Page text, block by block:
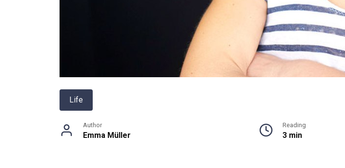
Life
Author
Emma Müller
Reading
3 min